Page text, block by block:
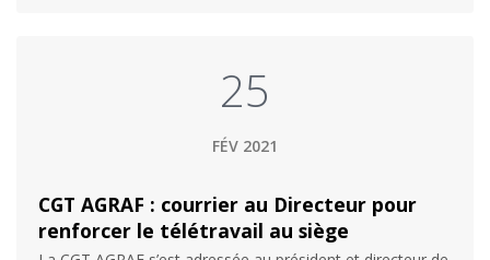
25
FÉV 2021
CGT AGRAF : courrier au Directeur pour
renforcer le télétravail au siège